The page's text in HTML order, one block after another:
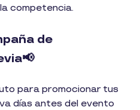
competencia.
de
para promocionar tus
días antes del evento